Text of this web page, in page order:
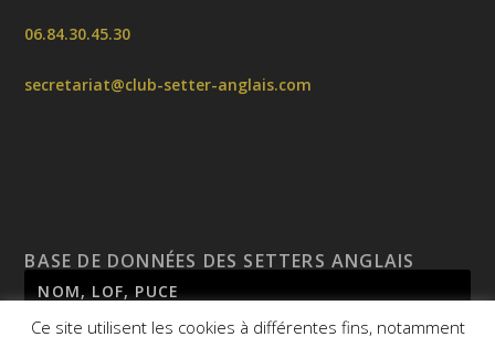
06.84.30.45.30
secretariat@club-setter-anglais.com
BASE DE DONNÉES DES SETTERS ANGLAIS
Ce site utilisent les cookies à différentes fins, notamment